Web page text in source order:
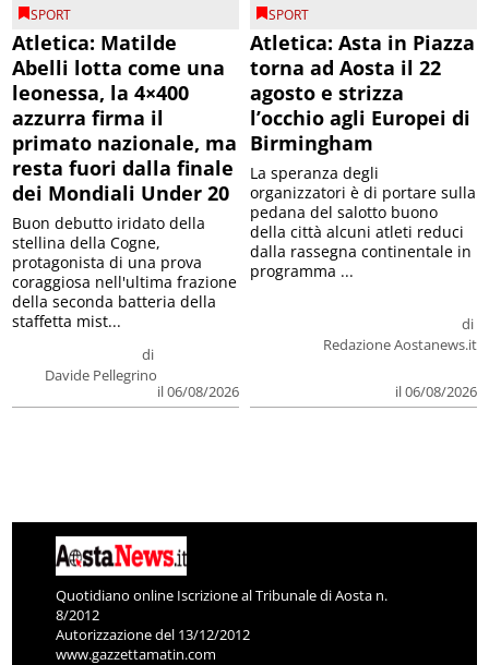
SPORT
Atletica: Matilde
Abelli lotta come una
leonessa, la 4×400
azzurra firma il
primato nazionale, ma
resta fuori dalla finale
dei Mondiali Under 20
di
Davide Pellegrino
il 06/08/2026
Buon debutto iridato della
stellina della Cogne,
protagonista di una prova
coraggiosa nell'ultima frazione
della seconda batteria della
staffetta mist...
SPORT
Atletica: Asta in Piazza
torna ad Aosta il 22
agosto e strizza
l’occhio agli Europei di
Birmingham
di
Redazione Aostanews.it
il 06/08/2026
La speranza degli
organizzatori è di portare sulla
pedana del salotto buono
della città alcuni atleti reduci
dalla rassegna continentale in
programma ...
Quotidiano online Iscrizione al Tribunale di Aosta n.
8/2012
Autorizzazione del 13/12/2012
www.gazzettamatin.com